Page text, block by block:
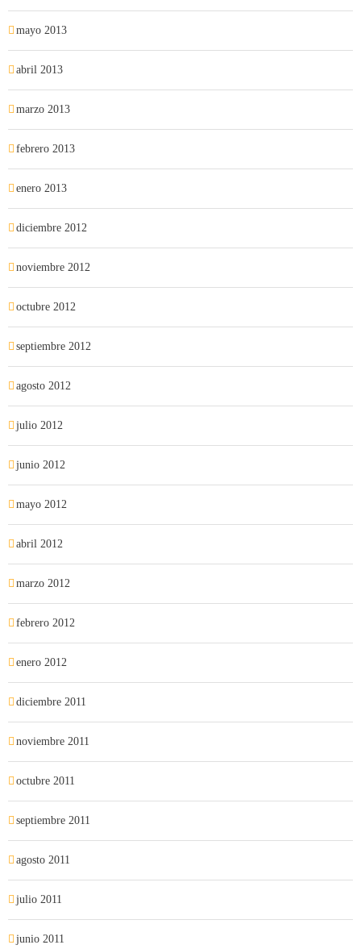
mayo 2013
abril 2013
marzo 2013
febrero 2013
enero 2013
diciembre 2012
noviembre 2012
octubre 2012
septiembre 2012
agosto 2012
julio 2012
junio 2012
mayo 2012
abril 2012
marzo 2012
febrero 2012
enero 2012
diciembre 2011
noviembre 2011
octubre 2011
septiembre 2011
agosto 2011
julio 2011
junio 2011